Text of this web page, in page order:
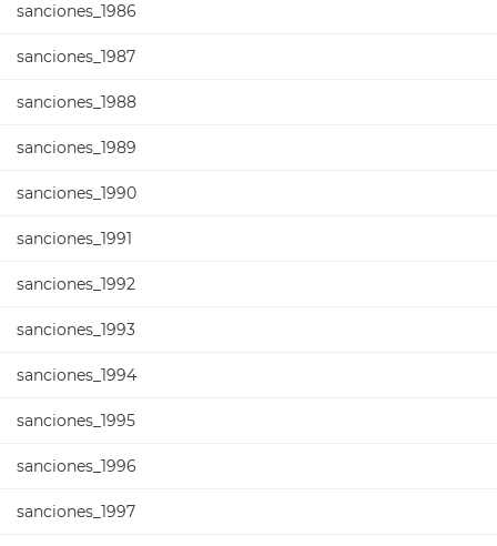
sanciones_1986
sanciones_1987
sanciones_1988
sanciones_1989
sanciones_1990
sanciones_1991
sanciones_1992
sanciones_1993
sanciones_1994
sanciones_1995
sanciones_1996
sanciones_1997